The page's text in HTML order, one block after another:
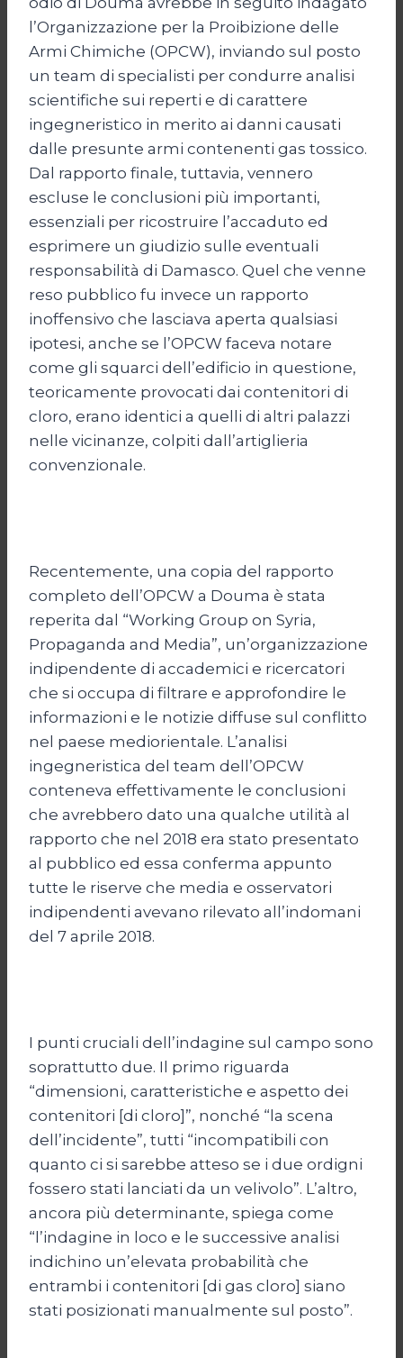
l’Organizzazione per la Proibizione delle
Armi Chimiche (OPCW), inviando sul posto
un team di specialisti per condurre analisi
scientifiche sui reperti e di carattere
ingegneristico in merito ai danni causati
dalle presunte armi contenenti gas tossico.
Dal rapporto finale, tuttavia, vennero
escluse le conclusioni più importanti,
essenziali per ricostruire l’accaduto ed
esprimere un giudizio sulle eventuali
responsabilità di Damasco. Quel che venne
reso pubblico fu invece un rapporto
inoffensivo che lasciava aperta qualsiasi
ipotesi, anche se l’OPCW faceva notare
come gli squarci dell’edificio in questione,
teoricamente provocati dai contenitori di
cloro, erano identici a quelli di altri palazzi
nelle vicinanze, colpiti dall’artiglieria
convenzionale.
Recentemente, una copia del rapporto
completo dell’OPCW a Douma è stata
reperita dal “Working Group on Syria,
Propaganda and Media”, un’organizzazione
indipendente di accademici e ricercatori
che si occupa di filtrare e approfondire le
informazioni e le notizie diffuse sul conflitto
nel paese mediorientale. L’analisi
ingegneristica del team dell’OPCW
conteneva effettivamente le conclusioni
che avrebbero dato una qualche utilità al
rapporto che nel 2018 era stato presentato
al pubblico ed essa conferma appunto
tutte le riserve che media e osservatori
indipendenti avevano rilevato all’indomani
del 7 aprile 2018.
I punti cruciali dell’indagine sul campo sono
soprattutto due. Il primo riguarda
“dimensioni, caratteristiche e aspetto dei
contenitori [di cloro]”, nonché “la scena
dell’incidente”, tutti “incompatibili con
quanto ci si sarebbe atteso se i due ordigni
fossero stati lanciati da un velivolo”. L’altro,
ancora più determinante, spiega come
“l’indagine in loco e le successive analisi
indichino un’elevata probabilità che
entrambi i contenitori [di gas cloro] siano
stati posizionati manualmente sul posto”.